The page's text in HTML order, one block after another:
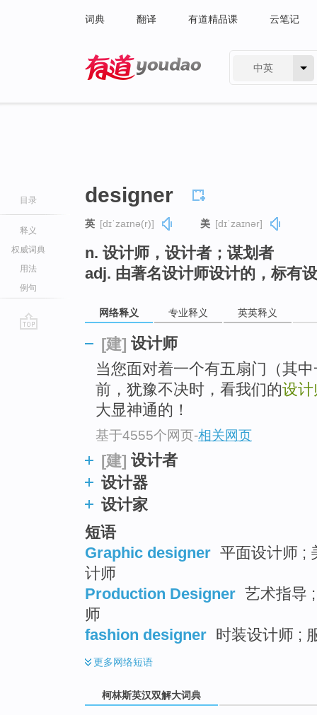
词典 翻译 有道精品课 云笔记
中英
目录
释义
权威词典
用法
例句
designer
英 [dɪˈzaɪnə(r)] 美 [dɪˈzaɪnər]
n. 设计师，设计者；谋划者
adj. 由著名设计师设计的，标有
网络释义 专业释义 英英释义
[建] 设计师
当您面对着一个有五扇门（其
前，犹豫不决时，看我们的设计
大显神通的！
基于4555个网页-相关网页
[建] 设计者
设计器
设计家
短语
Graphic designer 平面设计师 ;
计师
Production Designer 艺术指导
师
fashion designer 时装设计师 ;
更多网络短语
柯林斯英汉双解大词典